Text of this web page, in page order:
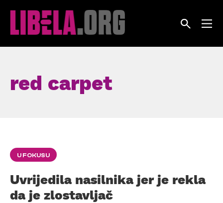
red carpet
U FOKUSU
Uvrijedila nasilnika jer je rekla
da je zlostavljač